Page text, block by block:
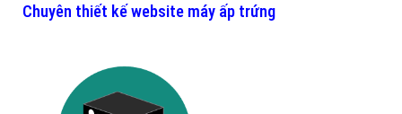
Chuyên thiết kế website máy ấp trứng